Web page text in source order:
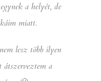
a helyét, de
miatt.
lesz több ilyen
a